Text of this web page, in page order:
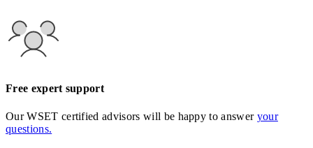
Free expert support
Our WSET certified advisors will be happy to answer your
questions.